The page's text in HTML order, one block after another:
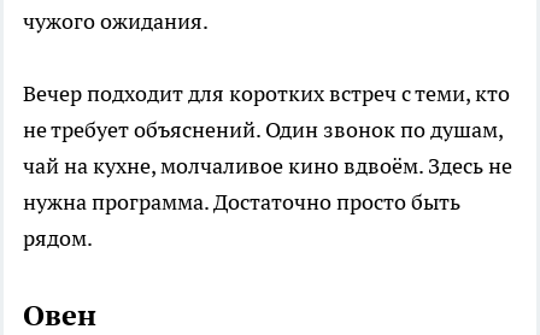
чужого ожидания.
Вечер подходит для коротких встреч с теми, кто
не требует объяснений. Один звонок по душам,
чай на кухне, молчаливое кино вдвоём. Здесь не
нужна программа. Достаточно просто быть
рядом.
Овен